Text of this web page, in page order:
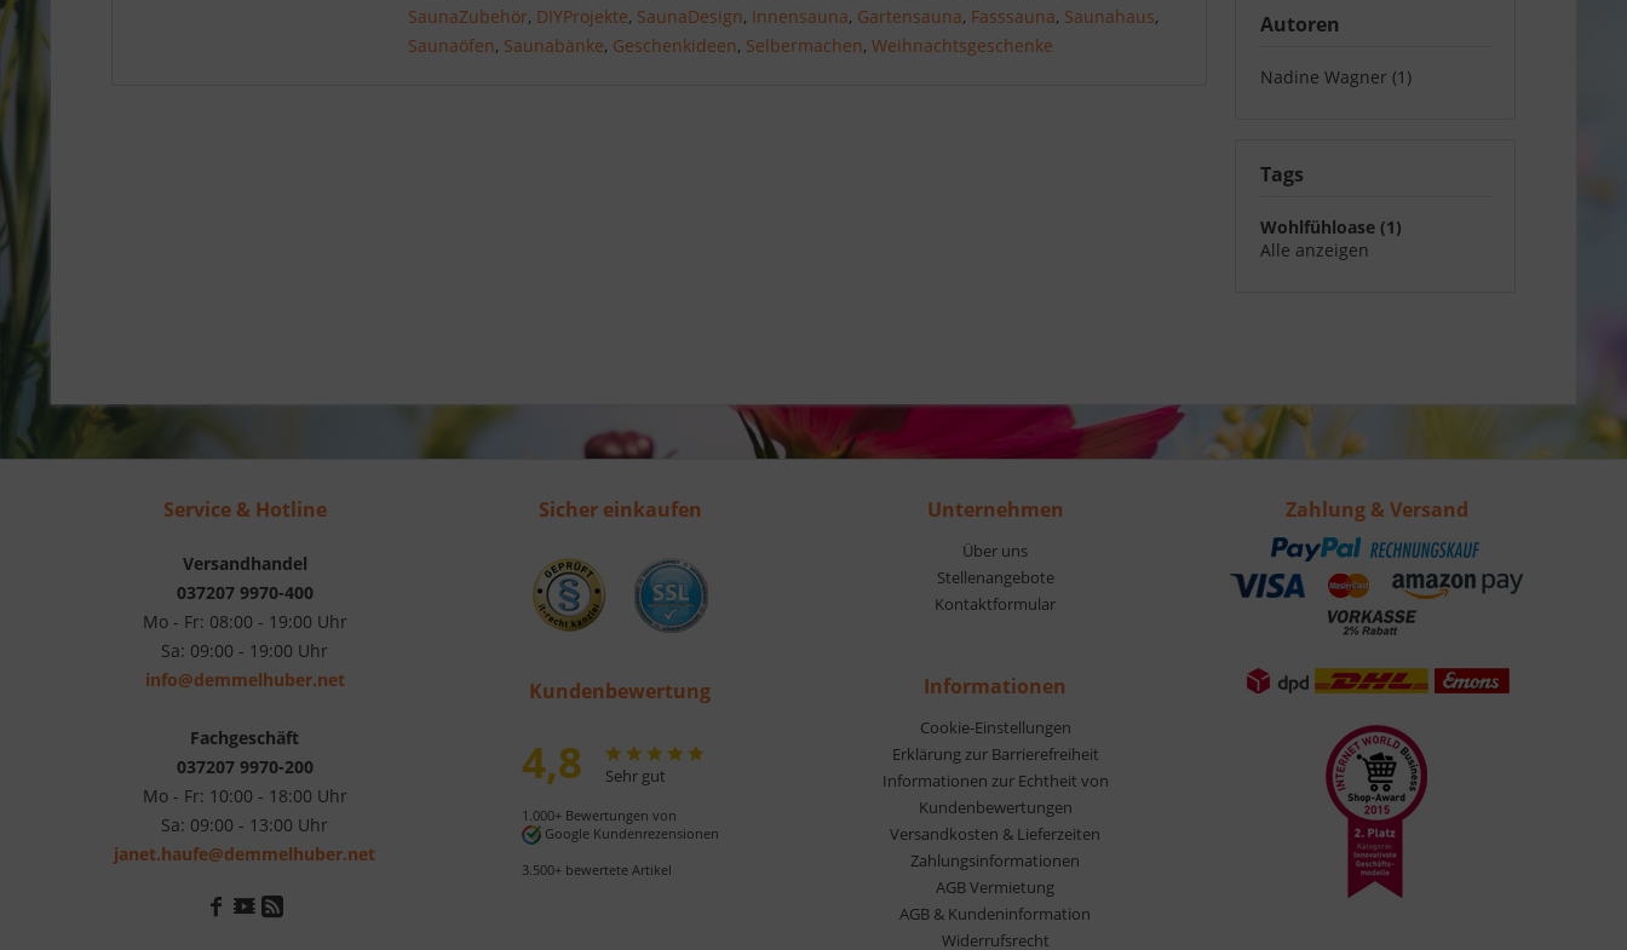
Autoren
Nadine Wagner (1)
Tags
Wohlfühloase (1)
Alle anzeigen
SaunaZubehör, DIYProjekte, SaunaDesign, Innensauna, Gartensauna, Fasssauna, Saunahaus,
Saunaöfen, Saunabänke, Geschenkideen, Selbermachen,Weihnachtsgeschenke
Service & Hotline
Versandhandel
037207 9970-400
Mo - Fr: 08:00 - 19:00 Uhr
Sa: 09:00 - 19:00 Uhr
info@demmelhuber.net
Fachgeschäft
037207 9970-200
Mo - Fr: 10:00 - 18:00 Uhr
Sa: 09:00 - 13:00 Uhr
janet.haufe@demmelhuber.net
Sicher einkaufen
Kundenbewertung
4,8 Sehr gut
1.000+ Bewertungen von
Google Kundenrezensionen
3.500+ bewertete Artikel
Unternehmen
Über uns
Stellenangebote
Kontaktformular
Informationen
Cookie-Einstellungen
Erklärung zur Barrierefreiheit
Informationen zur Echtheit von
Kundenbewertungen
Versandkosten & Lieferzeiten
Zahlungsinformationen
AGB Vermietung
AGB & Kundeninformation
Widerrufsrecht
Zahlung & Versand